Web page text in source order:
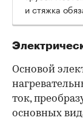
и стяжка
Основой
ток,
основных